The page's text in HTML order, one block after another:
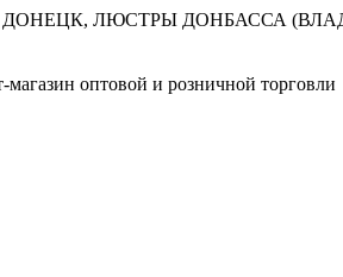
ДОНЕЦК, ЛЮСТРЫ ДОНБАССА
оптовой и розничной торговли